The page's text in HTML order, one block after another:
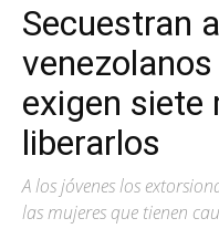
Secuestran
exigen siete
liberarlos
A los jóvenes los
las mujeres que tienen